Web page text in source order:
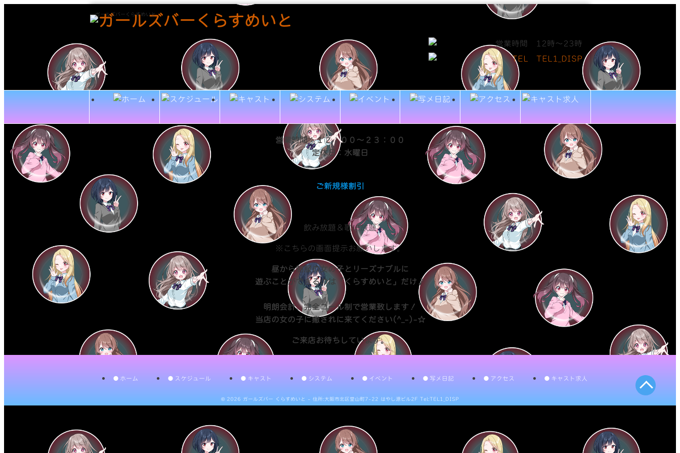
ガールズバーくらすめいと
営業時間：１２：００～２３：００
定休日：水曜日
ご新規様割引
飲み放題＆歌い放題
※こちらの画面提示お願いします。
昼から制服の女の子とリーズナブルに
遊ぶことができるのは「くらすめいと」だけ♪
明朗会計、完全コール制で営業致します！
当店の女の子に癒されに来てください(^_-)-☆
ご来店お待ちしています。
ホーム スケジュール キャスト システム イベント 写メ日記 アクセス キャスト求人
© 2026 ガールズバー くらすめいと - 住所:大阪市北区堂山町7-22 はやし源ビル2F Tel:TEL1_DISP